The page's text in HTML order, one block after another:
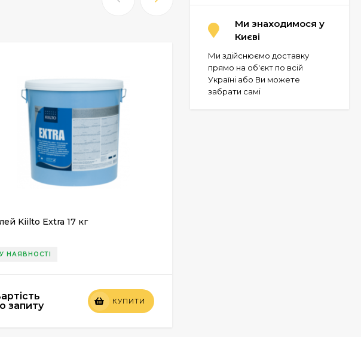
Kiilto Extra 17 кг
У НАЯВНОСТІ
запиту
КУПИТИ
Ми знаходимося у
Києві
Ми здійснюємо доставку
прямо на об'єкт по всій
Україні або Ви можете
забрати самі